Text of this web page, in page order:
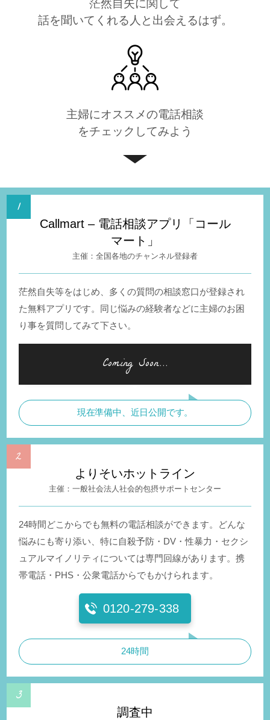
茫然自失に関して
話を聞いてくれる人と出会えるはず。
主婦にオススメの電話相談
をチェックしてみよう
Callmart – 電話相談アプリ「コール
マート」
全国各地のチャンネル登録者
茫然自失等をはじめ、多くの質問の相談窓口が登録され
た無料アプリです。同じ悩みの経験者などに主婦のお困
り事を質問してみて下さい。
現在準備中、近日公開です。
よりそいホットライン
一般社会法人社会的包摂サポートセンター
24時間どこからでも無料の電話相談ができます。どんな
悩みにも寄り添い、特に自殺予防・DV・性暴力・セクシ
ュアルマイノリティについては専門回線があります。携
帯電話・PHS・公衆電話からでもかけられます。
0120-279-338
24時間
調査中